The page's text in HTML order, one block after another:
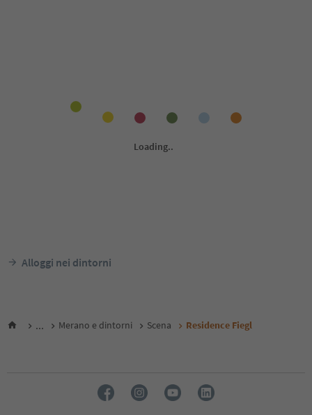
Alloggi nei dintorni
... Merano e dintorni Scena Residence Fiegl